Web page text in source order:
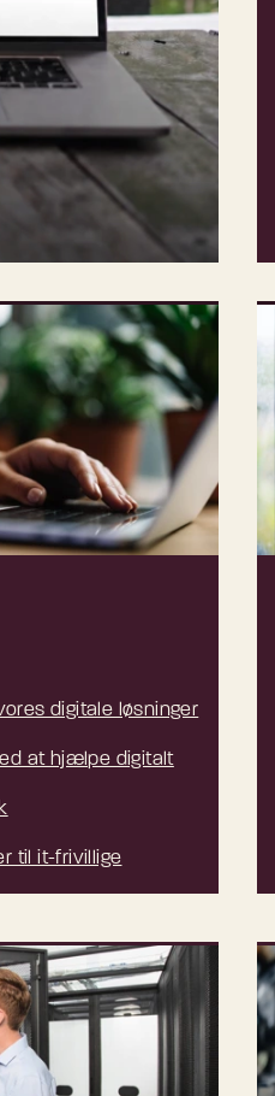
digitale løsninger
at hjælpe digitalt
til it-frivillige